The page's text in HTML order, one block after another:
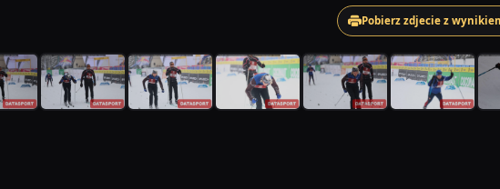
Pobierz zdjecie z